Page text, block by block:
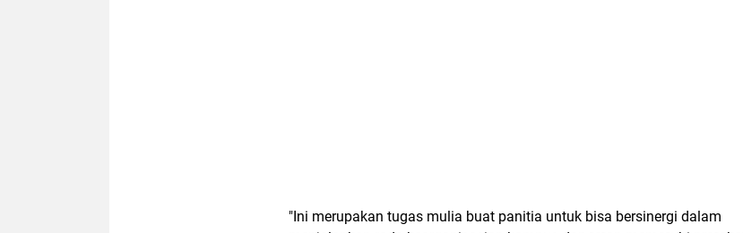
"Ini merupakan tugas mulia buat panitia untuk bisa bersinergi dalam